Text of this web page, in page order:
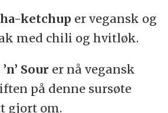
ketchup er vegansk og
med chili og hvitløk.
Sour er nå vegansk
på denne sursøte
gjort om.